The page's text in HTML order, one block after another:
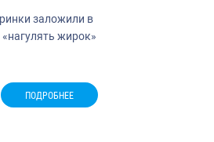
заложили в
жирок»
ПОДРОБНЕЕ